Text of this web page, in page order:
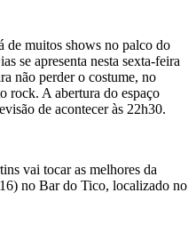
de muitos shows no palco do
se apresenta nesta sexta-feira
não perder o costume, no
rock. A abertura do espaço
de acontecer às 22h30.
vai tocar as melhores da
no Bar do Tico, localizado no